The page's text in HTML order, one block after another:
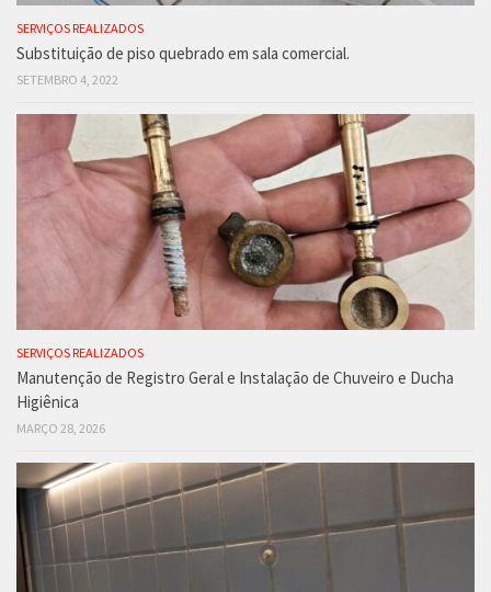
SERVIÇOS REALIZADOS
Substituição de piso quebrado em sala comercial.
SETEMBRO 4, 2022
SERVIÇOS REALIZADOS
Manutenção de Registro Geral e Instalação de Chuveiro e Ducha
Higiênica
MARÇO 28, 2026